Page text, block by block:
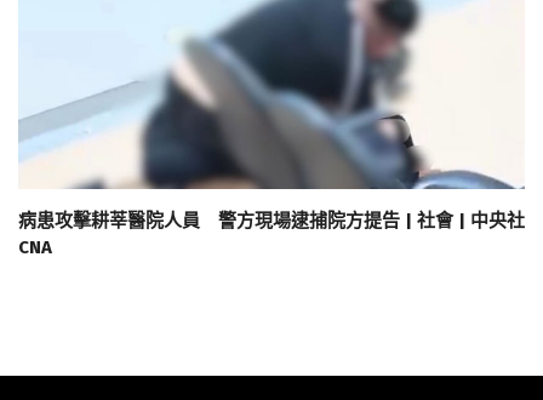
病患攻擊耕莘醫院人員 警方現場逮捕院方提告 | 社會 | 中央社
CNA